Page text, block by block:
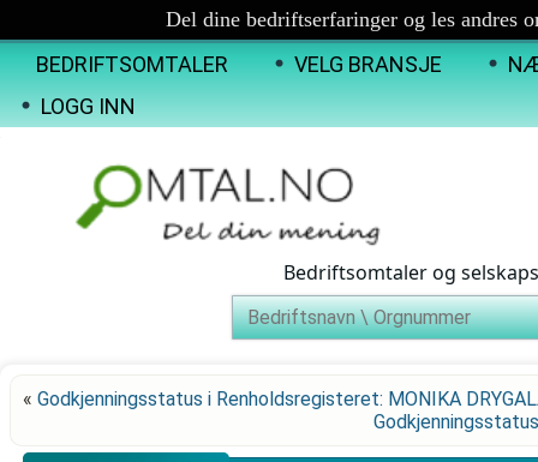
Del dine bedriftserfaringer og les andres
BEDRIFTSOMTALER VELG BRANSJE
LOGG INN
Bedriftsomtaler og
« Godkjenningsstatus i Renholdsregisteret: MONIKA